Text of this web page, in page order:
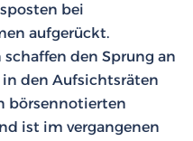
bei
aufgerückt.
den Sprung an
in den Aufsichtsräten
börsennotierten
ist im vergangenen